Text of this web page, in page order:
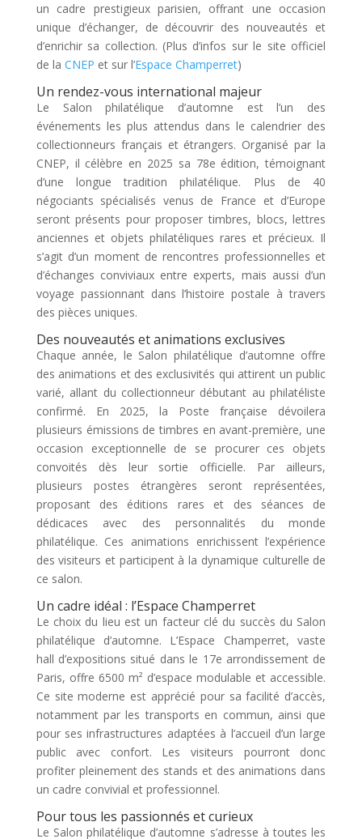
un cadre prestigieux parisien, offrant une occasion
unique d’échanger, de découvrir des nouveautés et
d’enrichir sa collection. (Plus d’infos sur le site officiel
de la CNEP et sur l’Espace Champerret)
Un rendez-vous international majeur
Le Salon philatélique d’automne est l’un des
événements les plus attendus dans le calendrier des
collectionneurs français et étrangers. Organisé par la
CNEP, il célèbre en 2025 sa 78e édition, témoignant
d’une longue tradition philatélique. Plus de 40
négociants spécialisés venus de France et d’Europe
seront présents pour proposer timbres, blocs, lettres
anciennes et objets philatéliques rares et précieux. Il
s’agit d’un moment de rencontres professionnelles et
d’échanges conviviaux entre experts, mais aussi d’un
voyage passionnant dans l’histoire postale à travers
des pièces uniques.
Des nouveautés et animations exclusives
Chaque année, le Salon philatélique d’automne offre
des animations et des exclusivités qui attirent un public
varié, allant du collectionneur débutant au philatéliste
confirmé. En 2025, la Poste française dévoilera
plusieurs émissions de timbres en avant-première, une
occasion exceptionnelle de se procurer ces objets
convoités dès leur sortie officielle. Par ailleurs,
plusieurs postes étrangères seront représentées,
proposant des éditions rares et des séances de
dédicaces avec des personnalités du monde
philatélique. Ces animations enrichissent l’expérience
des visiteurs et participent à la dynamique culturelle de
ce salon.
Un cadre idéal : l’Espace Champerret
Le choix du lieu est un facteur clé du succès du Salon
philatélique d’automne. L’Espace Champerret, vaste
hall d’expositions situé dans le 17e arrondissement de
Paris, offre 6500 m² d’espace modulable et accessible.
Ce site moderne est apprécié pour sa facilité d’accès,
notamment par les transports en commun, ainsi que
pour ses infrastructures adaptées à l’accueil d’un large
public avec confort. Les visiteurs pourront donc
profiter pleinement des stands et des animations dans
un cadre convivial et professionnel.
Pour tous les passionnés et curieux
Le Salon philatélique d’automne s’adresse à toutes les